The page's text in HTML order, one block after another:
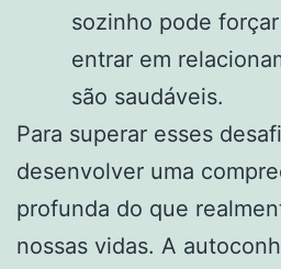
sozinho pode
entrar em
são saudáveis.
Para superar esses
desenvolver uma
profunda do que
nossas vidas. A